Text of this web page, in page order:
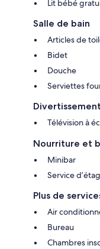
Lit bébé
Salle de bain
Articles de
Bidet
Douche
Serviettes
Télévision à
Nourriture et
Minibar
Service
Plus de
Air
Bureau
Chambres